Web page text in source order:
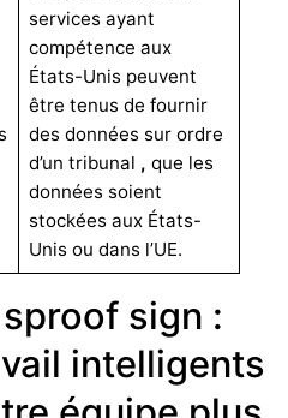
services ayant
compétence aux
États-Unis peuvent
être tenus de fournir
des données sur ordre
d’un tribunal , que les
données soient
stockées aux États-
Unis ou dans l’UE.
sign :
intelligents